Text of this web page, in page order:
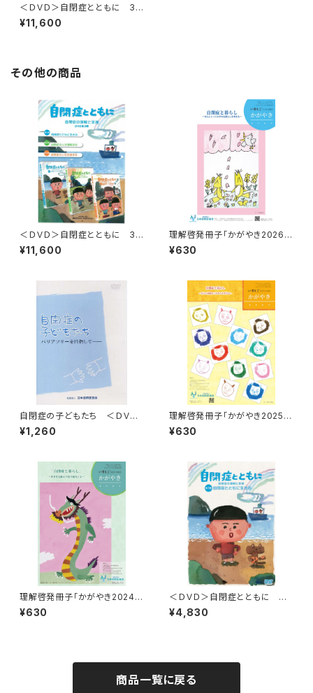
＜ＤＶＤ＞自閉症とともに 3
巻セット 自閉症の理解と支援
¥11,600
その他の商品
＜ＤＶＤ＞自閉症とともに 3
巻セット 自閉症の理解と支援
¥11,600
理解啓発冊子「かがやき2026
（いとしご211号合冊号）」
¥630
自閉症の子どもたち ＜ＤＶＤ
＞ バリアフリーを目指して
¥1,260
理解啓発冊子「かがやき2025
（いとしご207号合冊号）」
¥630
理解啓発冊子「かがやき2024
（いとしご203号合冊号）」
¥630
＜ＤＶＤ＞自閉症とともに 第1
巻 自閉症とともに生きる
¥4,830
商品一覧に戻る